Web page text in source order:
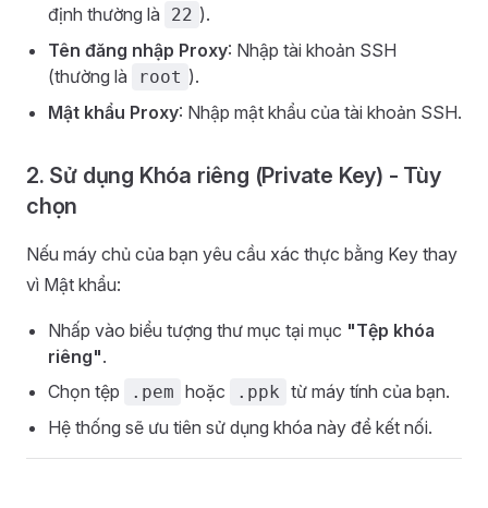
định thường là
22 ).
Tên đăng nhập Proxy: Nhập tài khoản SSH
(thường là
root ).
Mật khẩu Proxy: Nhập mật khẩu của tài khoản SSH.
2. Sử dụng Khóa riêng (Private Key) - Tùy
chọn
Nếu máy chủ của bạn yêu cầu xác thực bằng Key thay
vì Mật khẩu:
Nhấp vào biểu tượng thư mục tại mục "Tệp khóa
riêng".
Chọn tệp
.pem hoặc .ppk từ máy tính của bạn.
Hệ thống sẽ ưu tiên sử dụng khóa này để kết nối.